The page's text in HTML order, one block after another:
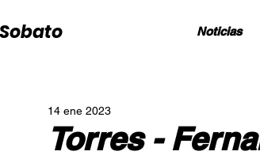
Noticias
Torres -
14 ene 2023